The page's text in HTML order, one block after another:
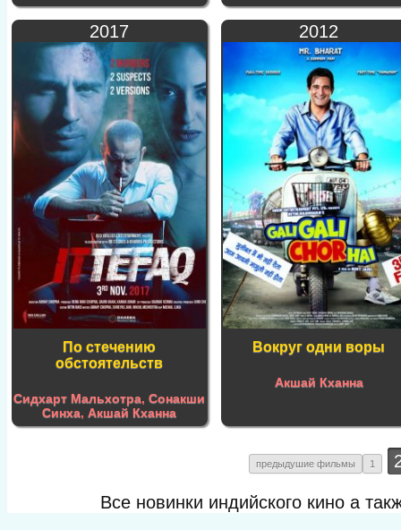
2017
По стечению
обстоятельств
Сидхарт Мальхотра,Сонакши
Синха,Акшай Кханна
2012
Вокруг одни воры
Акшай Кханна
предыдушие фильмы 1
Все новинки индийского кино а